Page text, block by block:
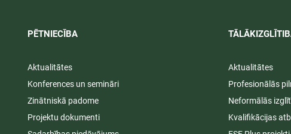
PĒTNIECĪBA
Aktualitātes
Konferences un semināri
Zinātniskā padome
Projektu dokumenti
Aktualitātes
Profesionālās
Neformālās
Kvalifikācijas